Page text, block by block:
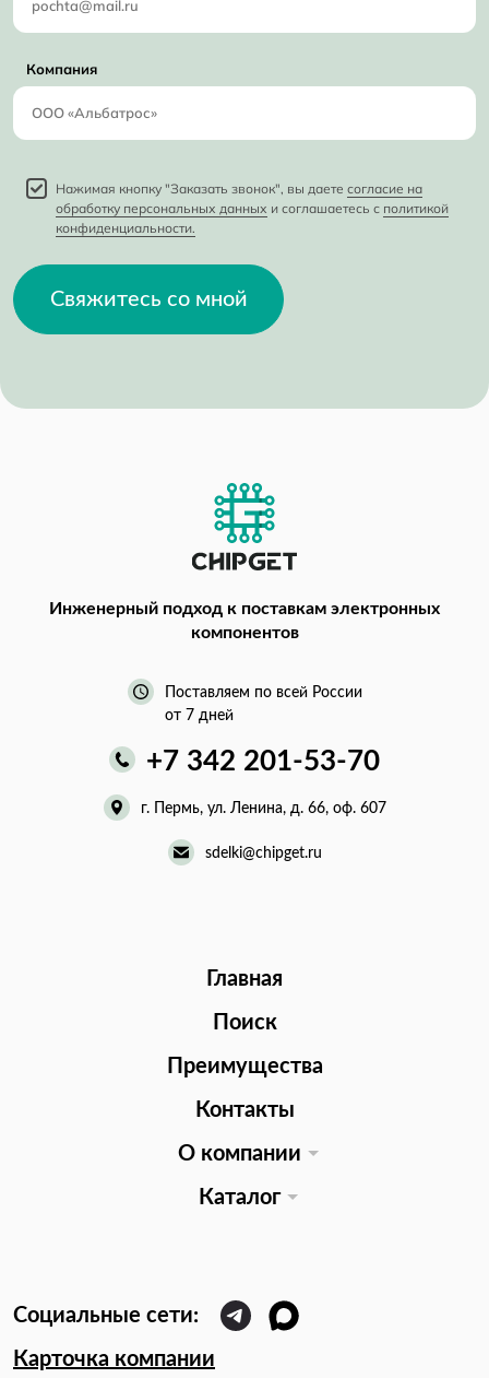
Компания
Нажимая кнопку "Заказать звонок", вы даете согласие на
обработку персональных данных и соглашаетесь с политикой
конфиденциальности.
Свяжитесь со мной
Инженерный подход к поставкам электронных
компонентов
Поставляем по всей России
от 7 дней
+7 342 201-53-70
г. Пермь, ул. Ленина, д. 66, оф. 607
sdelki@chipget.ru
Главная
Поиск
Преимущества
Контакты
О компании
Каталог
Карточка компании